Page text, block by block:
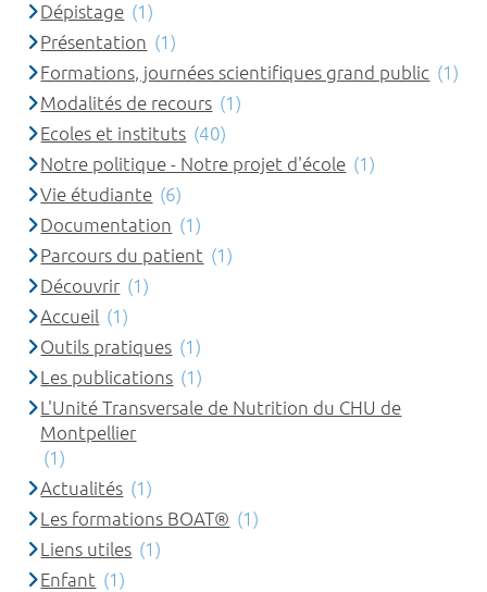
Dépistage (1)
Présentation (1)
Formations, journées scientifiques grand public (1)
Modalités de recours (1)
Ecoles et instituts (40)
Notre politique - Notre projet d'école (1)
Vie étudiante (6)
Documentation (1)
Parcours du patient (1)
Découvrir (1)
Accueil (1)
Outils pratiques (1)
Les publications (1)
L'Unité Transversale de Nutrition du CHU de
Montpellier
(1)
Actualités (1)
Les formations BOAT® (1)
Liens utiles (1)
Enfant (1)